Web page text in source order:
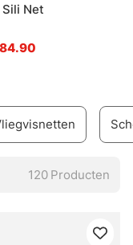
Sili Net
120 Producten